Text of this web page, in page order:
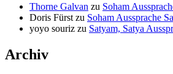
Thorne Galvan zu Soham
Doris Fürst zu Soham Aussprache
yoyo souriz zu Satyam, Satya
Archiv